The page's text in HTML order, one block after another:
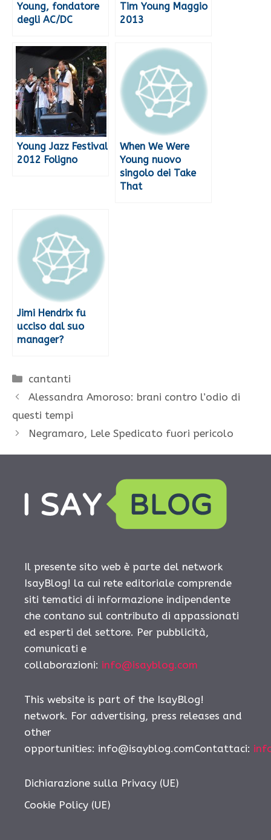
Young, fondatore
degli AC/DC
Tim Young Maggio
2013
Young Jazz Festival
2012 Foligno
When We Were
Young nuovo
singolo dei Take
That
Jimi Hendrix fu
ucciso dal suo
manager?
Categorie
cantanti
Alessandra Amoroso: brani contro l’odio di
questi tempi
Negramaro, Lele Spedicato fuori pericolo
Il presente sito web è parte del network
IsayBlog! la cui rete editoriale comprende
siti tematici di informazione indipendente
che contano sul contributo di appassionati
ed esperti del settore. Per pubblicità,
comunicati e
collaborazioni: info@isayblog.com
This website is part of the IsayBlog!
network. For advertising, press releases and
other
opportunities: info@isayblog.comContattaci:
Dichiarazione sulla Privacy (UE)
Cookie Policy (UE)